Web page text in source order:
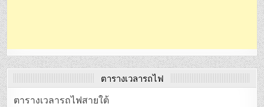
ตารางเวลารถไฟ
ตารางเวลารถไฟสายใต้